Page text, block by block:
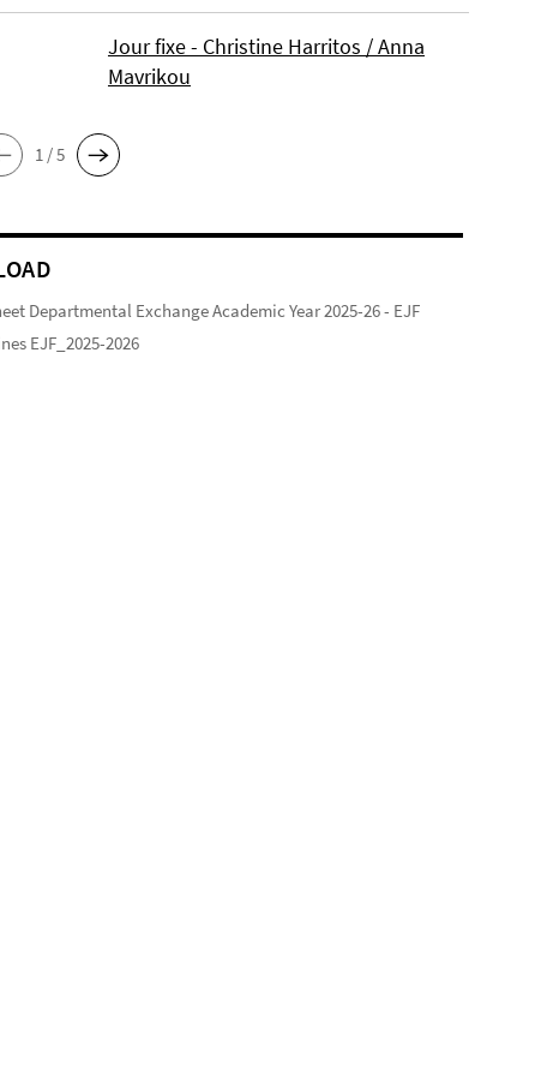
Jour fixe - Christine Harritos / Anna
Mavrikou
1 / 5
Departmental Exchange Academic Year 2025-26 - EJF
EJF_2025-2026